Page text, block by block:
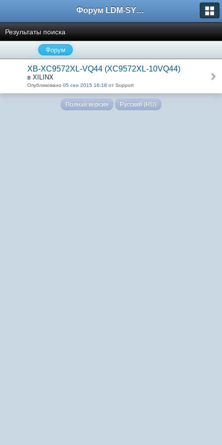
Форум LDM-SYSTEMS
Результаты поиска
Форум
XB-XC9572XL-VQ44 (XC9572XL-10VQ44)
в XILINX
Опубликовано 05 сен 2015 16:18 от Support
Полная версия Русский (RU)